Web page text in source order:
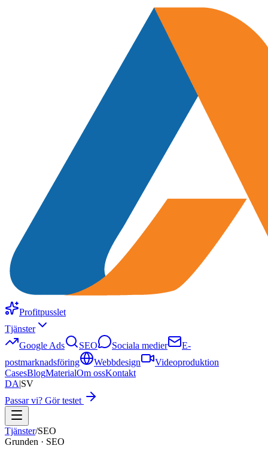
Profitpusslet
Tjänster
Google Ads
SEO Sociala medier
E-
postmarknadsföring
Webbdesign
Videoproduktion
CasesBlogMaterialOm ossKontakt
DA|SV
Passar vi? Gör testet
Tjänster/SEO
Grunden · SEO